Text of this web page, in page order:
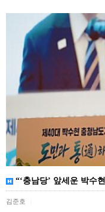
“‘충남당’ 앞세운 박수
김준호